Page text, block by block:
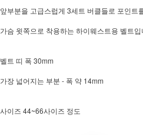
앞부분을 고급스럽게 3세트 버클들로 포인트
가슴 윗쪽으로 착용하는 하이웨스트용 벨트입
벨트 띠 폭 30mm
가장 넓어지는 부분 - 폭 약 14mm
사이즈 44~66사이즈 정도